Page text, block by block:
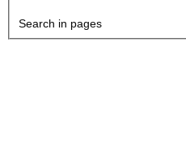
Search in pages